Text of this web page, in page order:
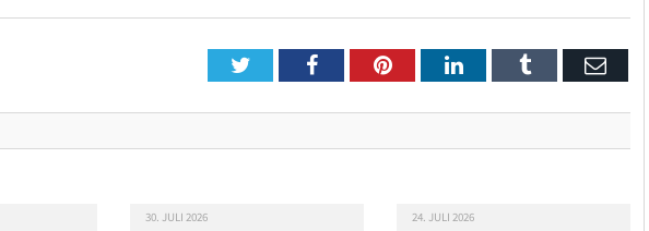
TwitterFacebookPinterestLinkedInTumblr Email
30. JULI 2026 24. JULI 2026